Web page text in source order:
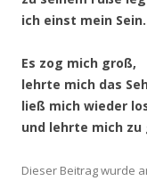
ich einst mein Sein.
Es zog mich groß,
lehrte mich das
ließ mich wieder
und lehrte mich zu
Dieser Beitrag wurde